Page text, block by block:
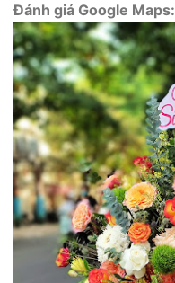
Đánh giá Google Maps: